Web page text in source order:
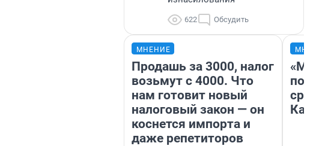
622 Обсудить
МНЕНИЕ
Продашь за 3000, налог
возьмут с 4000. Что
нам готовит новый
налоговый закон — он
коснется импорта и
даже репетиторов